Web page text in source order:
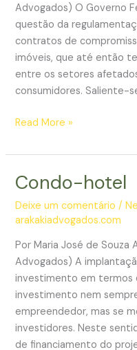
Advogados) O Governo
questão da
contratos de
imóveis, que até então
entre os setores
consumidores. Saliente-
Governo
volta
discutir
a
rescisão
dos
contratos
de
compromisso
compra
e
Read More »
Condo-hotel
Deixe um comentário /
arakakiadvogados.com
Por Maria José de Souza
Advogados) A
investimento em termos
investimento nem
empreendedor, mas se
investidores. Neste
de financiamento do